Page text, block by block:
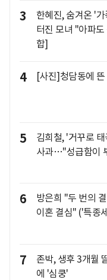
3
한혜진, 숨겨온 '
터진 모녀 "아파
합]
4 [사진]청담동에 뜬
5
김희철, '거꾸로
사과…"성급함이
6
방은희 "두 번의
이혼 결심" ('특종
7
존박, 생후 3개월
에 '심쿵'